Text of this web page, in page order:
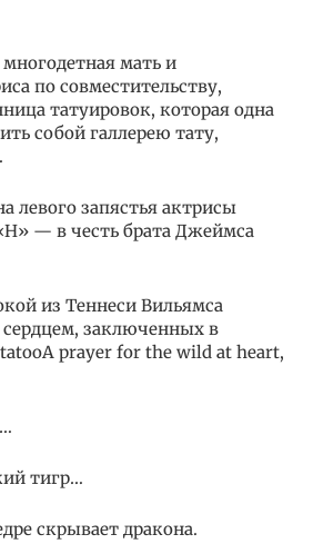
мать и
по совместительству,
татуировок, которая одна
собой галлерею тату,
левого запястья актрисы
— в честь брата Джеймса
из Теннеси Вильямса
заключенных в
prayer for the wild at heart,
тигр…
скрывает дракона.